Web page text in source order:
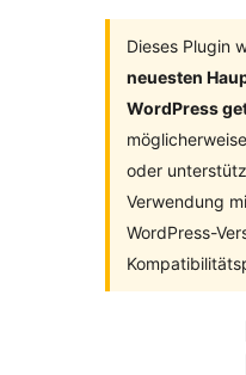
Dieses Plugin
neuesten
WordPress
oder
Verwendung
WordPress-